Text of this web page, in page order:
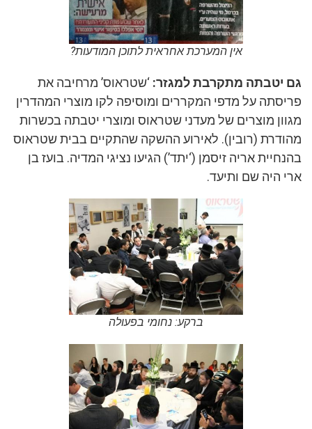
אין המערכת אחראית לתוכן המודעות?
גם יטבתה מתקרבת למגזר: ‘שטראוס’ מרחיבה את
פריסתה על מדפי המקררים ומוסיפה לקו מוצרי המהדרין
מגוון מוצרים של מעדני שטראוס ומוצרי יטבתה בכשרות
מהודרת (רובין). לאירוע ההשקה שהתקיים בבית שטראוס
בהנחיית אריה זיסמן (‘יתד’) הגיעו נציגי המדיה. בועז בן
ארי היה שם ותיעד.
ברקע: נחומי בפעולה